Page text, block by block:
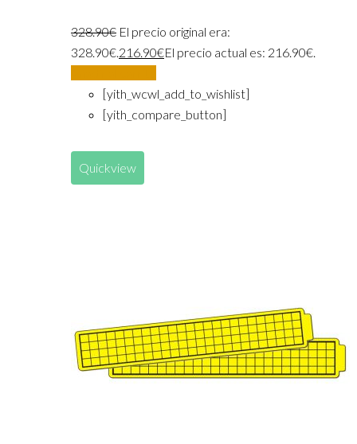
328.90€ El precio original era:
328.90€.216.90€El precio actual es: 216.90€.
[yith_wcwl_add_to_wishlist]
[yith_compare_button]
Quickview